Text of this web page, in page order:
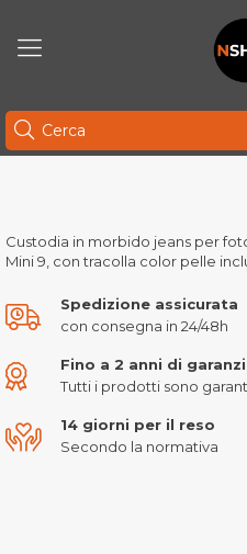
Custodia in morbido jeans per
Mini 9, con tracolla color pelle
Spedizione assicurata
con consegna in 24/48h
Fino a 2 anni di
Tutti i prodotti sono
14 giorni per il reso
Secondo la normativa